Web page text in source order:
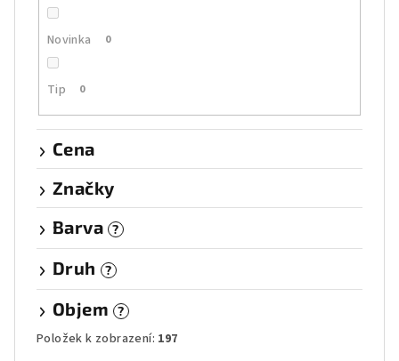
Novinka 0
Tip 0
Cena
Značky
Barva
?
Druh ?
Objem ?
Položek k zobrazení: 197